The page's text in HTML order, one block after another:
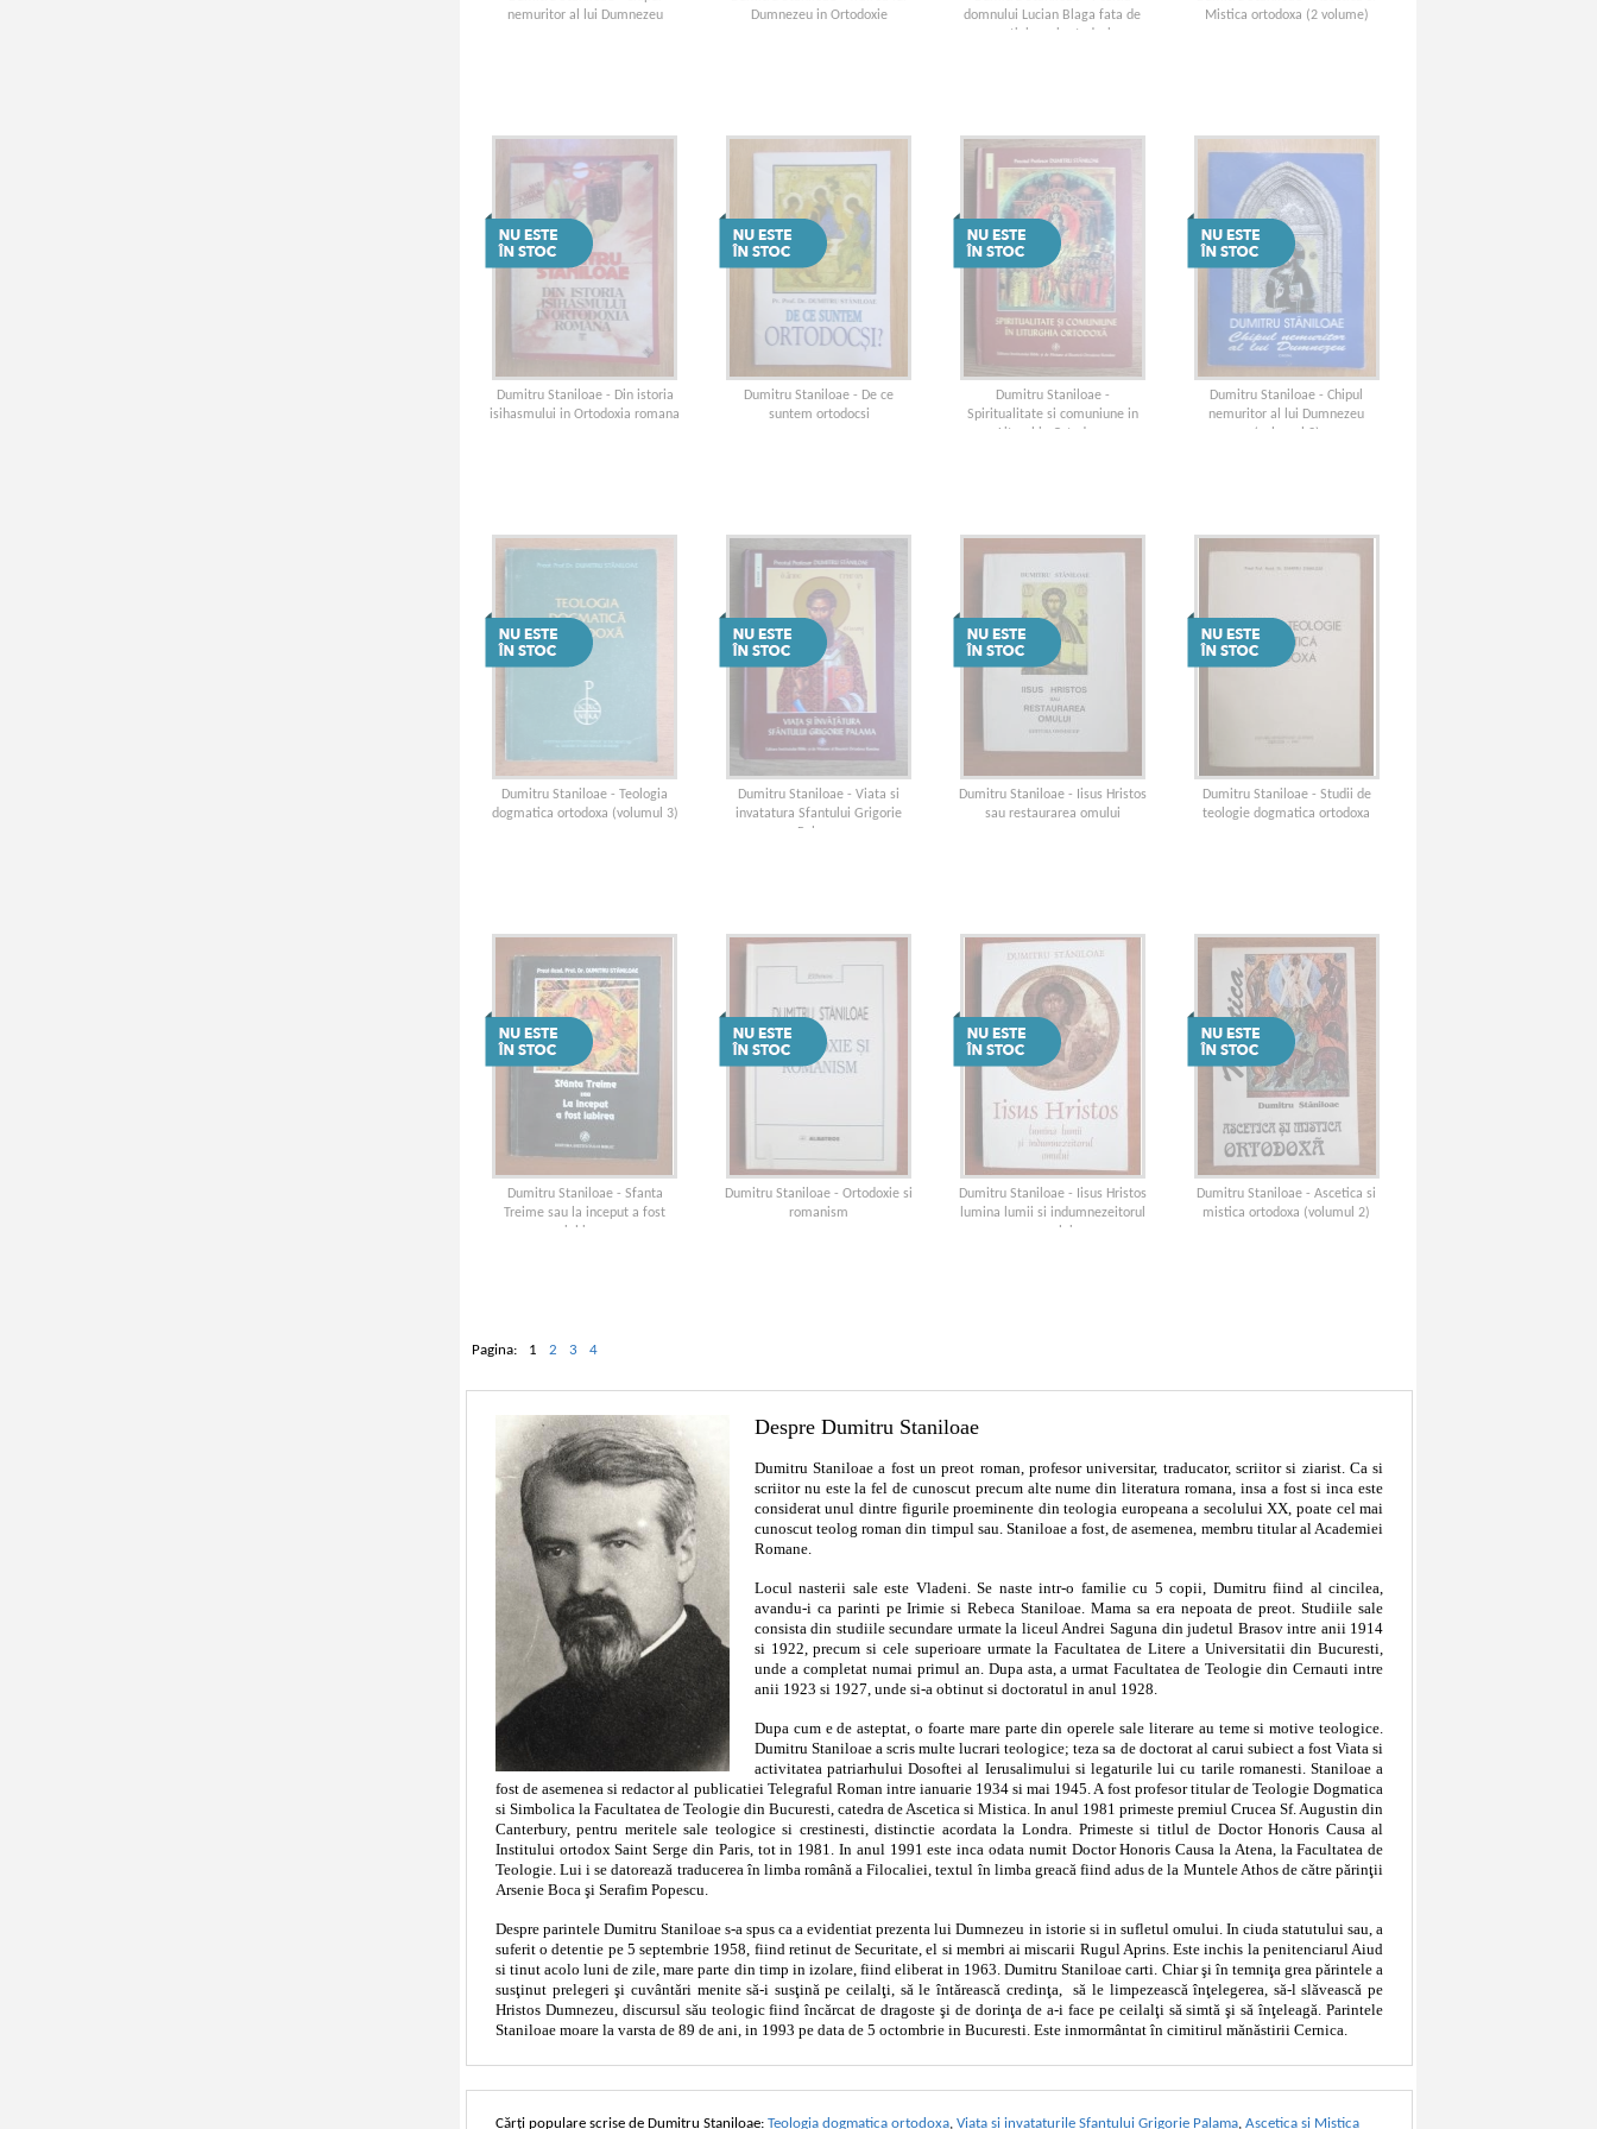
nemuritor al lui Dumnezeu
Dumnezeu in Ortodoxie
domnului Lucian Blaga fata de
crestinism si ortodoxie
Mistica ortodoxa (2 volume)
Dumitru Staniloae - Din istoria
isihasmului in Ortodoxia romana
Dumitru Staniloae - De ce
suntem ortodocsi
Dumitru Staniloae -
Spiritualitate si comuniune in
Liturghia Ortodoxa
Dumitru Staniloae - Chipul
nemuritor al lui Dumnezeu
(volumul 2)
Dumitru Staniloae - Teologia
dogmatica ortodoxa (volumul 3)
Dumitru Staniloae - Viata si
invatatura Sfantului Grigorie
Palama
Dumitru Staniloae - Iisus Hristos
sau restaurarea omului
Dumitru Staniloae - Studii de
teologie dogmatica ortodoxa
Dumitru Staniloae - Sfanta
Treime sau la inceput a fost
iubirea
Dumitru Staniloae - Ortodoxie si
romanism
Dumitru Staniloae - Iisus Hristos
lumina lumii si indumnezeitorul
omului
Dumitru Staniloae - Ascetica si
mistica ortodoxa (volumul 2)
Pagina: 1 2 3 4
Despre Dumitru Staniloae
Dumitru Staniloae a fost un preot roman, profesor universitar, traducator, scriitor si ziarist. Ca si
scriitor nu este la fel de cunoscut precum alte nume din literatura romana, insa a fost si inca este
considerat unul dintre figurile proeminente din teologia europeana a secolului XX, poate cel mai
cunoscut teolog roman din timpul sau. Staniloae a fost, de asemenea, membru titular al Academiei
Romane.
Locul nasterii sale este Vladeni. Se naste intr-o familie cu 5 copii, Dumitru fiind al cincilea,
avandu-i ca parinti pe Irimie si Rebeca Staniloae. Mama sa era nepoata de preot. Studiile sale
consista din studiile secundare urmate la liceul Andrei Saguna din judetul Brasov intre anii 1914
si 1922, precum si cele superioare urmate la Facultatea de Litere a Universitatii din Bucuresti,
unde a completat numai primul an. Dupa asta, a urmat Facultatea de Teologie din Cernauti intre
anii 1923 si 1927, unde si-a obtinut si doctoratul in anul 1928.
Dupa cum e de asteptat, o foarte mare parte din operele sale literare au teme si motive teologice.
Dumitru Staniloae a scris multe lucrari teologice; teza sa de doctorat al carui subiect a fost Viata si
activitatea patriarhului Dosoftei al Ierusalimului si legaturile lui cu tarile romanesti. Staniloae a
fost de asemenea si redactor al publicatiei Telegraful Roman intre ianuarie 1934 si mai 1945. A fost profesor titular de Teologie Dogmatica
si Simbolica la Facultatea de Teologie din Bucuresti, catedra de Ascetica si Mistica. In anul 1981 primeste premiul Crucea Sf. Augustin din
Canterbury, pentru meritele sale teologice si crestinesti, distinctie acordata la Londra. Primeste si titlul de Doctor Honoris Causa al
Institului ortodox Saint Serge din Paris, tot in 1981. In anul 1991 este inca odata numit Doctor Honoris Causa la Atena, la Facultatea de
Teologie. Lui i se datorează traducerea în limba română a Filocaliei, textul în limba greacă fiind adus de la Muntele Athos de către părinţii
Arsenie Boca şi Serafim Popescu.
Despre parintele Dumitru Staniloae s-a spus ca a evidentiat prezenta lui Dumnezeu in istorie si in sufletul omului. In ciuda statutului sau, a
suferit o detentie pe 5 septembrie 1958, fiind retinut de Securitate, el si membri ai miscarii Rugul Aprins. Este inchis la penitenciarul Aiud
si tinut acolo luni de zile, mare parte din timp in izolare, fiind eliberat in 1963. Dumitru Staniloae carti. Chiar şi în temniţa grea părintele a
susţinut prelegeri şi cuvântări menite să-i susţină pe ceilalţi, să le întărească credinţa,
să le limpezească înţelegerea, să-l slăvească pe
Hristos Dumnezeu, discursul său teologic fiind încărcat de dragoste şi de dorinţa de a-i face pe ceilalţi să simtă şi să înţeleagă. Parintele
Staniloae moare la varsta de 89 de ani, in 1993 pe data de 5 octombrie in Bucuresti. Este inmormântat în cimitirul mănăstirii Cernica.
Cărți populare scrise de Dumitru Staniloae: Teologia dogmatica ortodoxa, Viata si invataturile Sfantului Grigorie Palama, Ascetica si Mistica